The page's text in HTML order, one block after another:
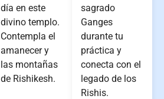
día en este
divino templo.
Contempla el
amanecer y
las montañas
de Rishikesh.
sagrado
Ganges
durante tu
práctica y
conecta con el
legado de los
Rishis.